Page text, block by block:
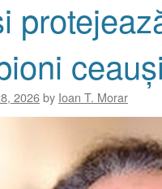
2026by Ioan T. Morar